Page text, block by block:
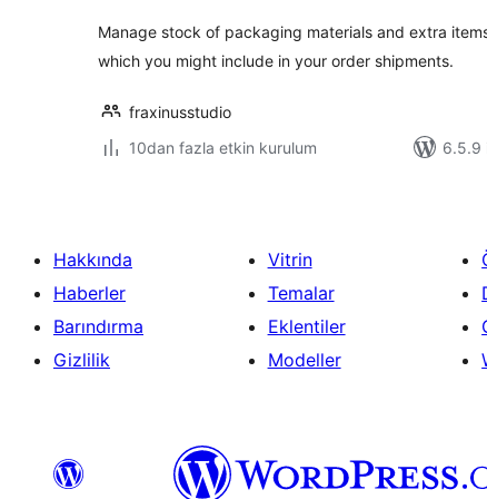
Manage stock of packaging materials and extra
which you might include in your order shipments.
fraxinusstudio
10dan fazla etkin kurulum
6.5.9
Hakkında
Haberler
Barındırma
Gizlilik
Vitrin
Temalar
Eklentiler
Modeller